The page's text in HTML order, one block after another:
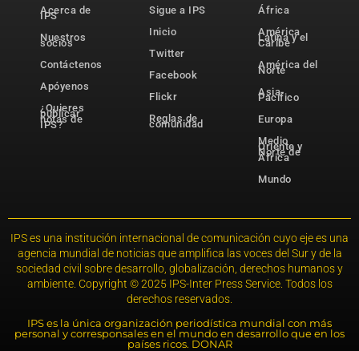
Acerca de
IPS
Nuestros
socios
Contáctenos
Apóyenos
¿Quieres
publicar
notas de
IPS?
Sigue a IPS
Inicio
Twitter
Facebook
Flickr
Reglas de
comunidad
África
América
Latina y el
Caribe
América del
Norte
Asia-
Pacífico
Europa
Medio
Oriente y
Norte de
África
Mundo
IPS es una institución internacional de comunicación cuyo eje es una
agencia mundial de noticias que amplifica las voces del Sur y de la
sociedad civil sobre desarrollo, globalización, derechos humanos y
ambiente. Copyright © 2025 IPS-Inter Press Service. Todos los
derechos reservados.
IPS es la única organización periodística mundial con más
personal y corresponsales en el mundo en desarrollo que en los
países ricos. DONAR